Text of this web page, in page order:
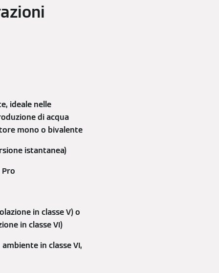
ideale nelle
di acqua
mono o bivalente
istantanea)
in classe V) o
in classe VI)
in classe VI,